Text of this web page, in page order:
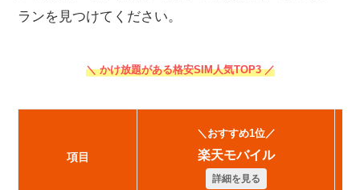
ランを見つけてください。
＼ かけ放題がある格安SIM人気TOP3 ／
項目
＼おすすめ1位／
楽天モバイル
詳細を見る